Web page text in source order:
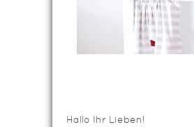
Hallo Ihr Lieben!